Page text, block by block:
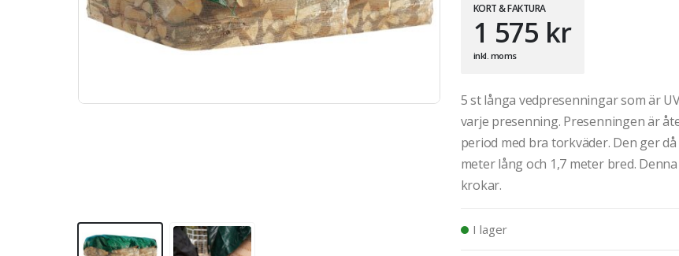
KORT & FAKTURA
1 575 kr
inkl. moms
5 st långa vedpresenningar som är
varje presenning. Presenningen är
period med bra torkväder. Den ger
meter lång och 1,7 meter bred.
krokar.
I lager